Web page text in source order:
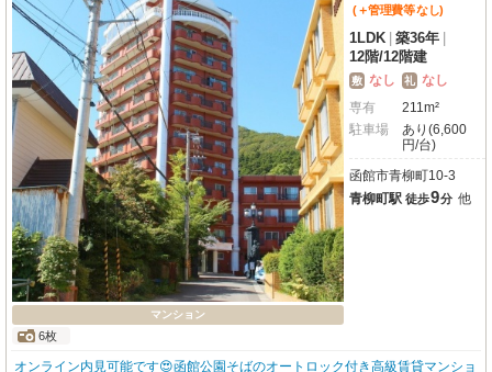
マンション
6枚
(＋管理費等なし)
1LDK 築36年
12階/12階建
敷 なし 礼 なし
専有
211m²
駐車場
あり(6,600
円/台)
函館市青柳町10-3
青柳町駅 徒歩9分 他
オンライン内見可能です😍函館公園そばのオートロック付き高級賃貸マンショ